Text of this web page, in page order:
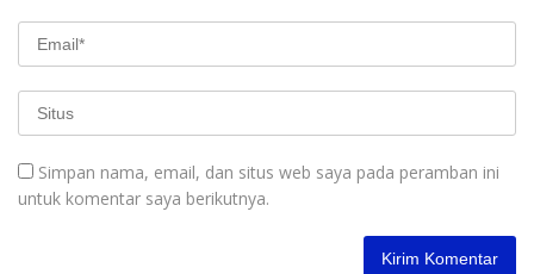
Simpan nama, email, dan situs web saya pada peramban ini
untuk komentar saya berikutnya.